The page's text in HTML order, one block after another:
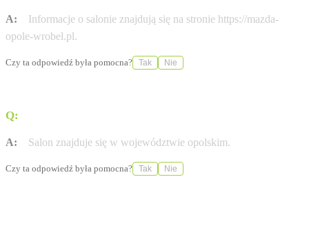
A:
Informacje o salonie znajdują się na stronie https://mazda-
opole-wrobel.pl.
Czy ta odpowiedź była pomocna? Tak Nie
Q:
A: Salon znajduje się w województwie opolskim.
Czy ta odpowiedź była pomocna? Tak Nie